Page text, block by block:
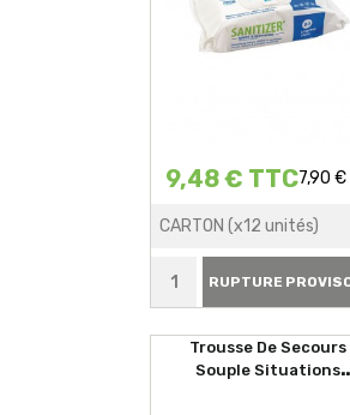
9,48 € TTC7,90 €
RUPTURE
Trousse De Secours
Souple Situations